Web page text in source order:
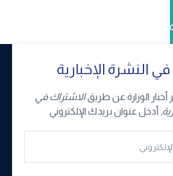
Back
النشرة الإخبارية
أخبار الوزارة عن طريقالاشتراك في
, أدخل عنوان بريدك الإلكتروني